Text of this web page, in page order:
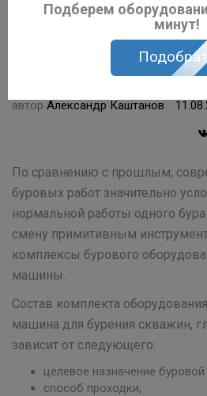
автор Александр Каштанов
По сравнению с прошлым,
буровых работ значительно
нормальной работы одного
смену примитивным
комплексы бурового
машины.
Состав комплекта
машина для бурения скважин,
зависит от следующего:
целевое назначение буровой
способ проходки;
Подберем
минут!